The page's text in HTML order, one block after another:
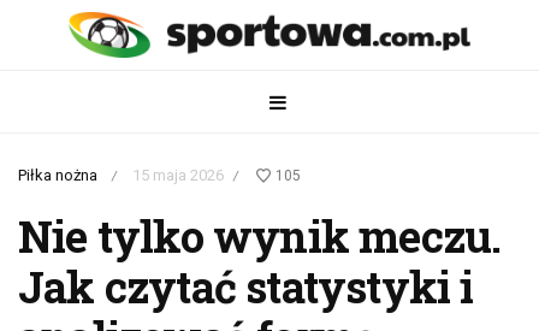
Piłka nożna / 15 maja 2026 / 105
Nie tylko wynik meczu.
Jak czytać statystyki i